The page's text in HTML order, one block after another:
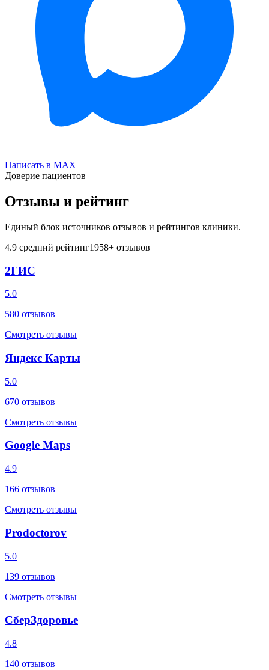
Написать в MAX
Доверие пациентов
Отзывы и рейтинг
Единый блок источников отзывов и рейтингов клиники.
4.9 средний рейтинг1958+ отзывов
2ГИС
5.0
580 отзывов
Смотреть отзывы
Яндекс Карты
5.0
670 отзывов
Смотреть отзывы
Google Maps
4.9
166 отзывов
Смотреть отзывы
Prodoctorov
5.0
139 отзывов
Смотреть отзывы
СберЗдоровье
4.8
140 отзывов